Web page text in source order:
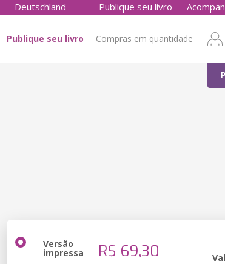
Deutschland - Publique seu livro
Publique seu livro Compras em quantidade
Versão
impressa R$ 69,30